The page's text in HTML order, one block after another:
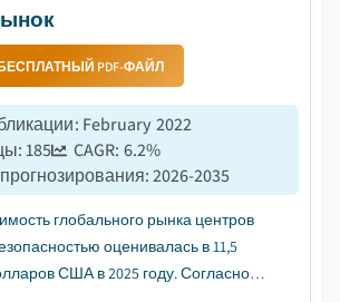
PDF-ФАЙЛ
: February 2022
:185 CAGR: 6.2%
:2026-2035
глобального рынка центров
оценивалась в 11,5
США в 2025 году. Согласно